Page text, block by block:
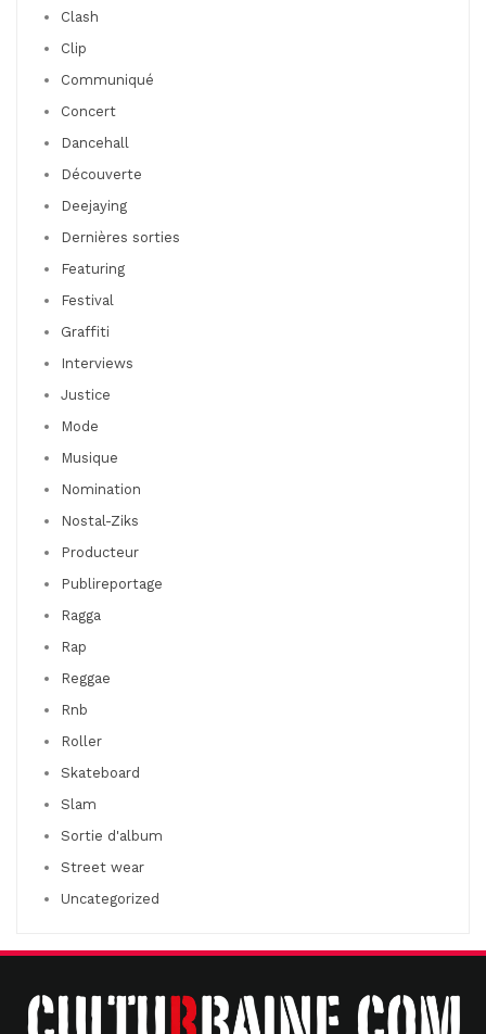
Clash
Clip
Communiqué
Concert
Dancehall
Découverte
Deejaying
Dernières sorties
Featuring
Festival
Graffiti
Interviews
Justice
Mode
Musique
Nomination
Nostal-Ziks
Producteur
Publireportage
Ragga
Rap
Reggae
Rnb
Roller
Skateboard
Slam
Sortie d'album
Street wear
Uncategorized